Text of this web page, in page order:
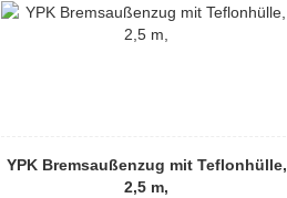
YPK Bremsaußenzug mit Teflonhülle,
2,5 m,